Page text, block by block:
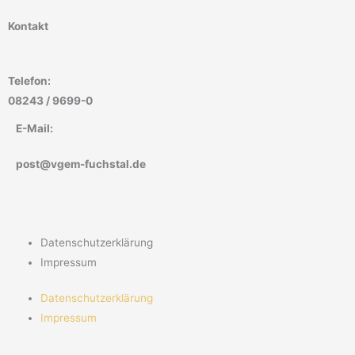
Kontakt
Telefon:
08243 / 9699-0
E-Mail:
post@vgem-fuchstal.de
Datenschutzerklärung
Impressum
Datenschutzerklärung
Impressum